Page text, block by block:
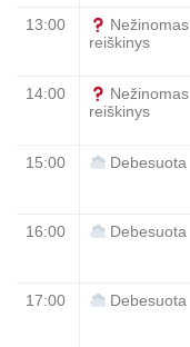
13:00
Nežinomas
reiškinys
14:00
Nežinomas
reiškinys
15:00 Debesuota
16:00 Debesuota
17:00 Debesuota